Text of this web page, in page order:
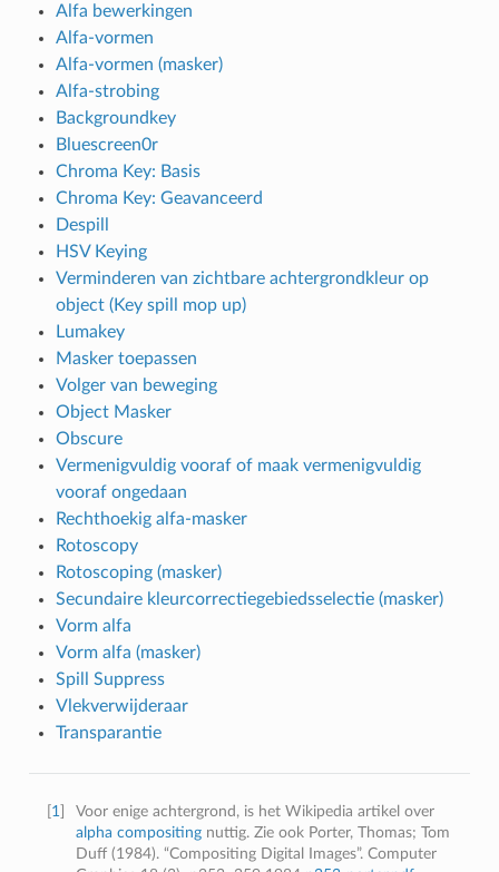
Alfa bewerkingen
Alfa-vormen
Alfa-vormen (masker)
Alfa-strobing
Backgroundkey
Bluescreen0r
Chroma Key: Basis
Chroma Key: Geavanceerd
Despill
HSV Keying
Verminderen van zichtbare achtergrondkleur op
object (Key spill mop up)
Lumakey
Masker toepassen
Volger van beweging
Object Masker
Obscure
Vermenigvuldig vooraf of maak vermenigvuldig
vooraf ongedaan
Rechthoekig alfa-masker
Rotoscopy
Rotoscoping (masker)
Secundaire kleurcorrectiegebiedsselectie (masker)
Vorm alfa
Vorm alfa (masker)
Spill Suppress
Vlekverwijderaar
Transparantie
1
Voor enige achtergrond, is het Wikipedia artikel over
alpha compositing nuttig. Zie ook Porter, Thomas; Tom
Duff (1984). “Compositing Digital Images”. Computer